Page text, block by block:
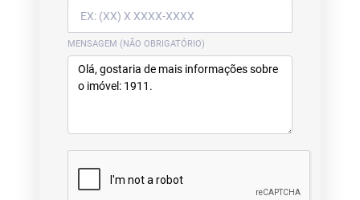
MENSAGEM (NÃO OBRIGATÓRIO)